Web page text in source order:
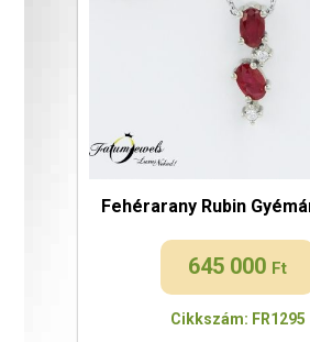
Fehérarany Rubin
645 000 Ft
Cikkszám: FR1295